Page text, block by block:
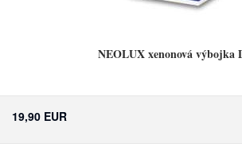
NEOLUX xenonová výbojka
19,90 EUR